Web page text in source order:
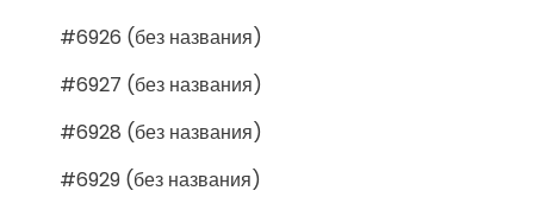
#6926 (без названия)
#6927 (без названия)
#6928 (без названия)
#6929 (без названия)